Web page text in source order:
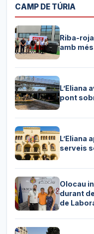
CAMP DE TÚRIA
Riba-
amb
L’Eliana
pont
L’Eliana
serveis
Olocau
durant
de